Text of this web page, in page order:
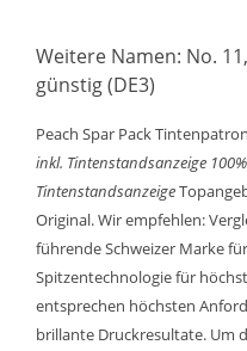
Weitere Namen: No.
günstig (DE3)
Peach Spar Pack
inkl. Tintenstandsanzeige
Tintenstandsanzeige
Original. Wir empfehlen:
führende Schweizer Marke
Spitzentechnologie für
entsprechen höchsten
brillante Druckresultate. Um